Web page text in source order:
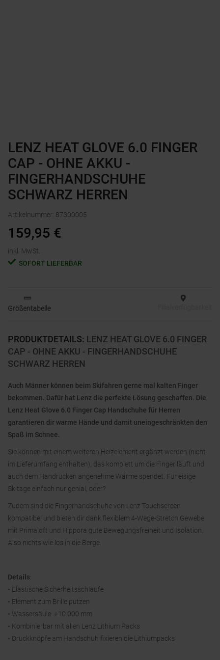
PRODUKTDETAILS: LENZ HEAT GLOVE 6.0 FINGER
CAP - OHNE AKKU - FINGERHANDSCHUHE
SCHWARZ HERREN
Auch Männer können beim Skifahren gerne mal kalten Finger
bekommen. Dafür hat Lenz die perfekte Lösung geschaffen. Die
Lenz Heat Glove 6.0 Finger Cap Handschuhe für Herren
garantieren dir warme Hände und damit uneingeschränkten den
Spaß im Schnee.
Sie können mit einem weiteren Heizelement ergänzt werden (nicht
im Lieferumfang enthalten), das komplett um die Finger läuft und
auch dem Handrücken angenehme Wärme spendet. Für eisige
Skitage einfach nur genial, oder?
Zudem sind die Fingerhandschuhe von Lenz Touchscreen
kompatibel und bieten dir dank flexiblem 4-Wege-Stretch Gewebe
mit Primaloft und Hippora gute Bewegungsfreiheit und Isolation.
Also nichts wie los in die Berge.
Details:
• Elastische Sicherheitsschlaufe
• Element zum Brille putzen
• Wassersäule: +10.000 mm
• Kombinierbar mit allen Lenz Lithium Packs
• Druckknöpfe am Handschuh fixieren die Lithiumpacks
LENZ HEAT GLOVE 6.0 FINGER
CAP - OHNE AKKU -
FINGERHANDSCHUHE
SCHWARZ HERREN
Artikelnummer: 87300005
159,95 €
inkl. MwSt.
SOFORT LIEFERBAR
Größentabelle